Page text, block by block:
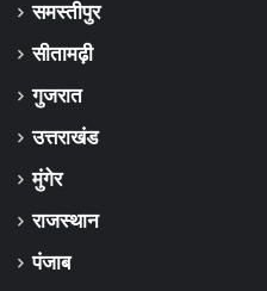
समस्तीपुर
सीतामढ़ी
गुजरात
उत्तराखंड
मुंगेर
राजस्थान
पंजाब